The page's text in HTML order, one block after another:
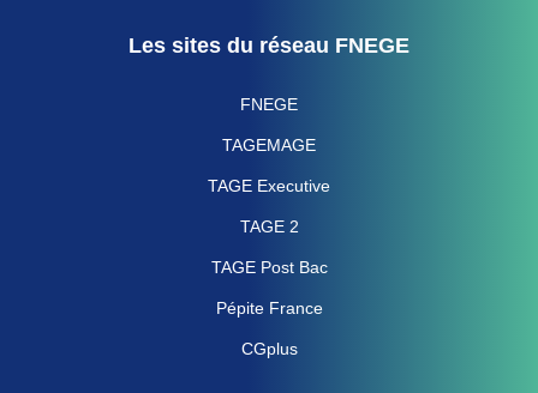
Les sites du réseau FNEGE
FNEGE
TAGEMAGE
TAGE Executive
TAGE 2
TAGE Post Bac
Pépite France
CGplus